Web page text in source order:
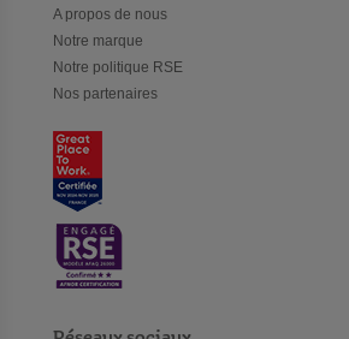
A propos de nous
Notre marque
Notre politique RSE
Nos partenaires